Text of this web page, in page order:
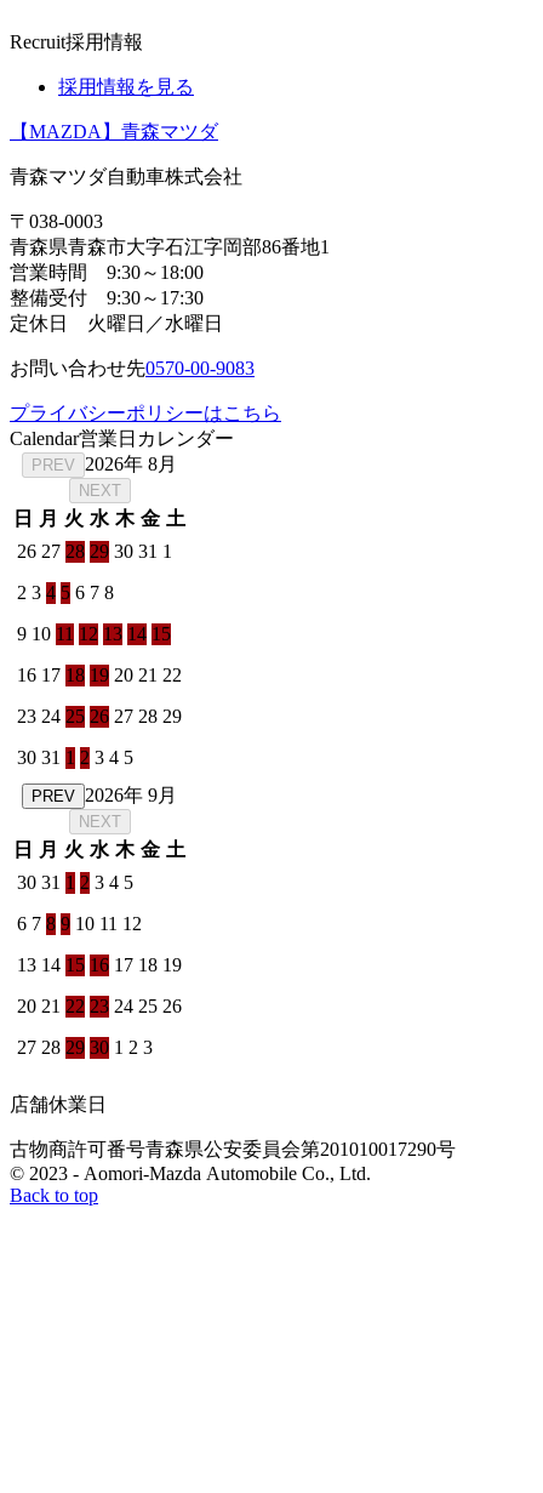
Recruit採用情報
採用情報を見る
【MAZDA】青森マツダ
青森マツダ自動車株式会社
〒038-0003
青森県青森市大字石江字岡部86番地1
営業時間 9:30～18:00
整備受付 9:30～17:30
定休日 火曜日／水曜日
お問い合わせ先0570-00-9083
プライバシーポリシーはこちら
Calendar営業日カレンダー
PREV 2026年 8月
NEXT
日 月 火 水 木 金 土
26 27 28 29 30 31 1
2 3 4 5 6 7 8
9 10 11 12 13 14 15
16 17 18 19 20 21 22
23 24 25 26 27 28 29
30 31 1 2 3 4 5
PREV 2026年 9月
NEXT
日 月 火 水 木 金 土
30 31 1 2 3 4 5
6 7 8 9 10 11 12
13 14 15 16 17 18 19
20 21 22 23 24 25 26
27 28 29 30 1 2 3
店舗休業日
古物商許可番号青森県公安委員会第201010017290号
© 2023 - Aomori-Mazda Automobile Co., Ltd.
Back to top